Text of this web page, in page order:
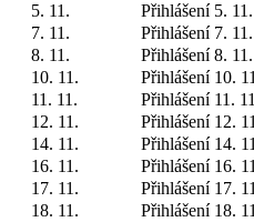
5. 11.
Přihlášení 5.
7. 11.
Přihlášení 7.
8. 11.
Přihlášení 8.
10. 11.
Přihlášení 10.
11. 11.
Přihlášení 11.
12. 11.
Přihlášení 12.
14. 11.
Přihlášení 14.
16. 11.
Přihlášení 16.
17. 11.
Přihlášení 17.
18. 11.
Přihlášení 18.